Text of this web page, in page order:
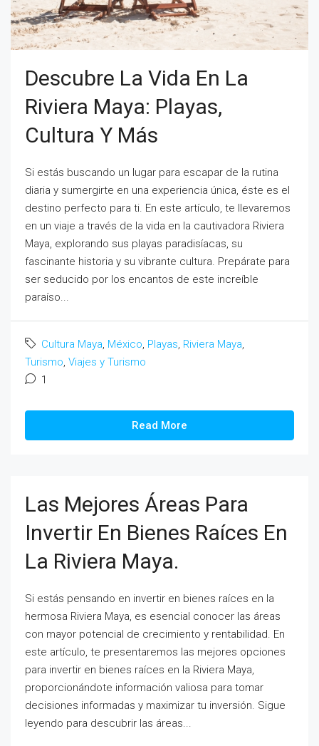
Descubre La Vida En La
Riviera Maya: Playas,
Cultura Y Más
Si estás buscando un lugar para escapar de la rutina
diaria y sumergirte en una experiencia única, éste es el
destino perfecto para ti. En este artículo, te llevaremos
en un viaje a través de la vida en la cautivadora Riviera
Maya, explorando sus playas paradisíacas, su
fascinante historia y su vibrante cultura. Prepárate para
ser seducido por los encantos de este increíble
paraíso...
Cultura Maya, México, Playas, Riviera Maya,
Turismo, Viajes y Turismo
1
Read More
Las Mejores Áreas Para
Invertir En Bienes Raíces En
La Riviera Maya.
Si estás pensando en invertir en bienes raíces en la
hermosa Riviera Maya, es esencial conocer las áreas
con mayor potencial de crecimiento y rentabilidad. En
este artículo, te presentaremos las mejores opciones
para invertir en bienes raíces en la Riviera Maya,
proporcionándote información valiosa para tomar
decisiones informadas y maximizar tu inversión. Sigue
leyendo para descubrir las áreas...